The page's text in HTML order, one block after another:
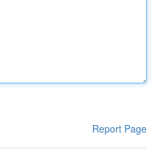
Report Page